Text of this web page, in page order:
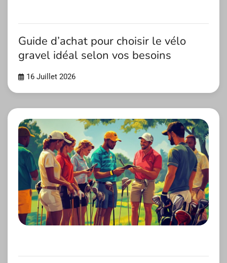
Guide d’achat pour choisir le vélo
gravel idéal selon vos besoins
16 Juillet 2026